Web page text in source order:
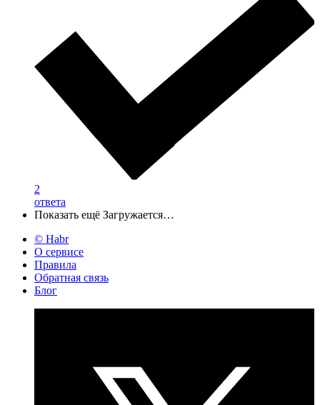
2
ответа
Показать ещё Загружается…
© Habr
О сервисе
Правила
Обратная связь
Блог